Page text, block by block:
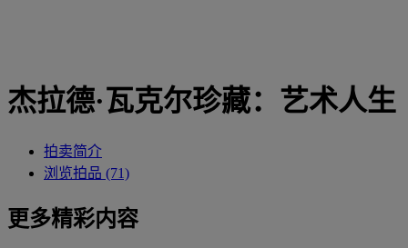
杰拉德·瓦克尔珍藏：艺术人生
拍卖简介
浏览拍品 (71)
更多精彩内容